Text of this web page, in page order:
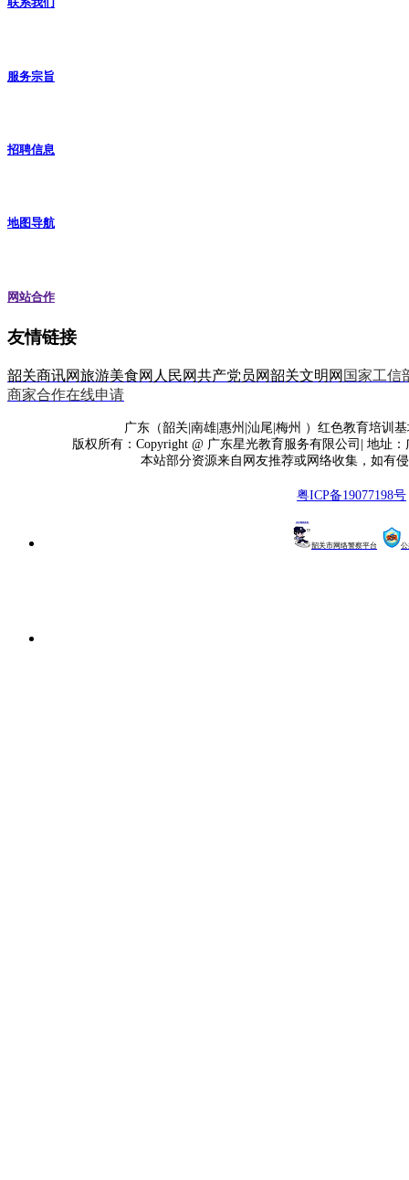
服务宗旨
招聘信息
地图导航
网站合作
友情链接
韶关商讯网旅游美食网 人民网共产党员网韶关文明网 国家工信
商家合作在线申请
广东（韶关|南雄|惠州|汕尾|梅州 ）红色教育培训
版权所有：Copyright @ 广东星光教育服务有限公司| 地址
本站部分资源来自网友推荐或网络收集，如有
粤ICP备19077198号
韶关市网络警察平台 公